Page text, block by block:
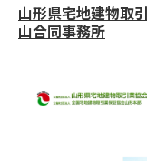
山形県宅地建物取
山合同事務所